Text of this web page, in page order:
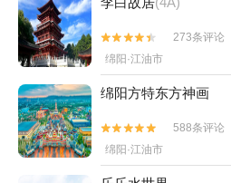


273条评论
绵阳·江油市
绵阳方特东方神画


588条评论
绵阳·江油市